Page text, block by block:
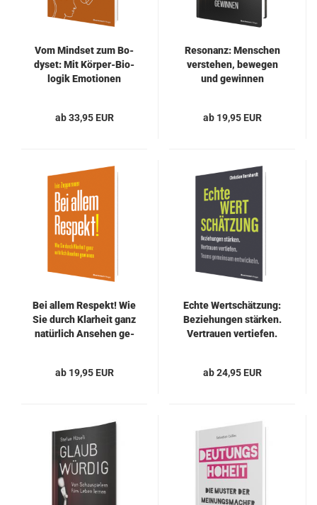
Vom Mind­set zum Bo­
dy­set: Mit Körper-​​Bio­
lo­gik Emo­tio­nen
ab 33,95 EUR
Re­so­nanz: Men­schen
ver­ste­hen, be­we­gen
und ge­win­nen
ab 19,95 EUR
Bei allem Re­spekt! Wie
Sie durch Klar­heit ganz
na­tür­lich An­se­hen ge­
ab 19,95 EUR
Echte Wert­schät­zung:
Be­zie­hun­gen stär­ken.
Ver­trau­en ver­tie­fen.
ab 24,95 EUR